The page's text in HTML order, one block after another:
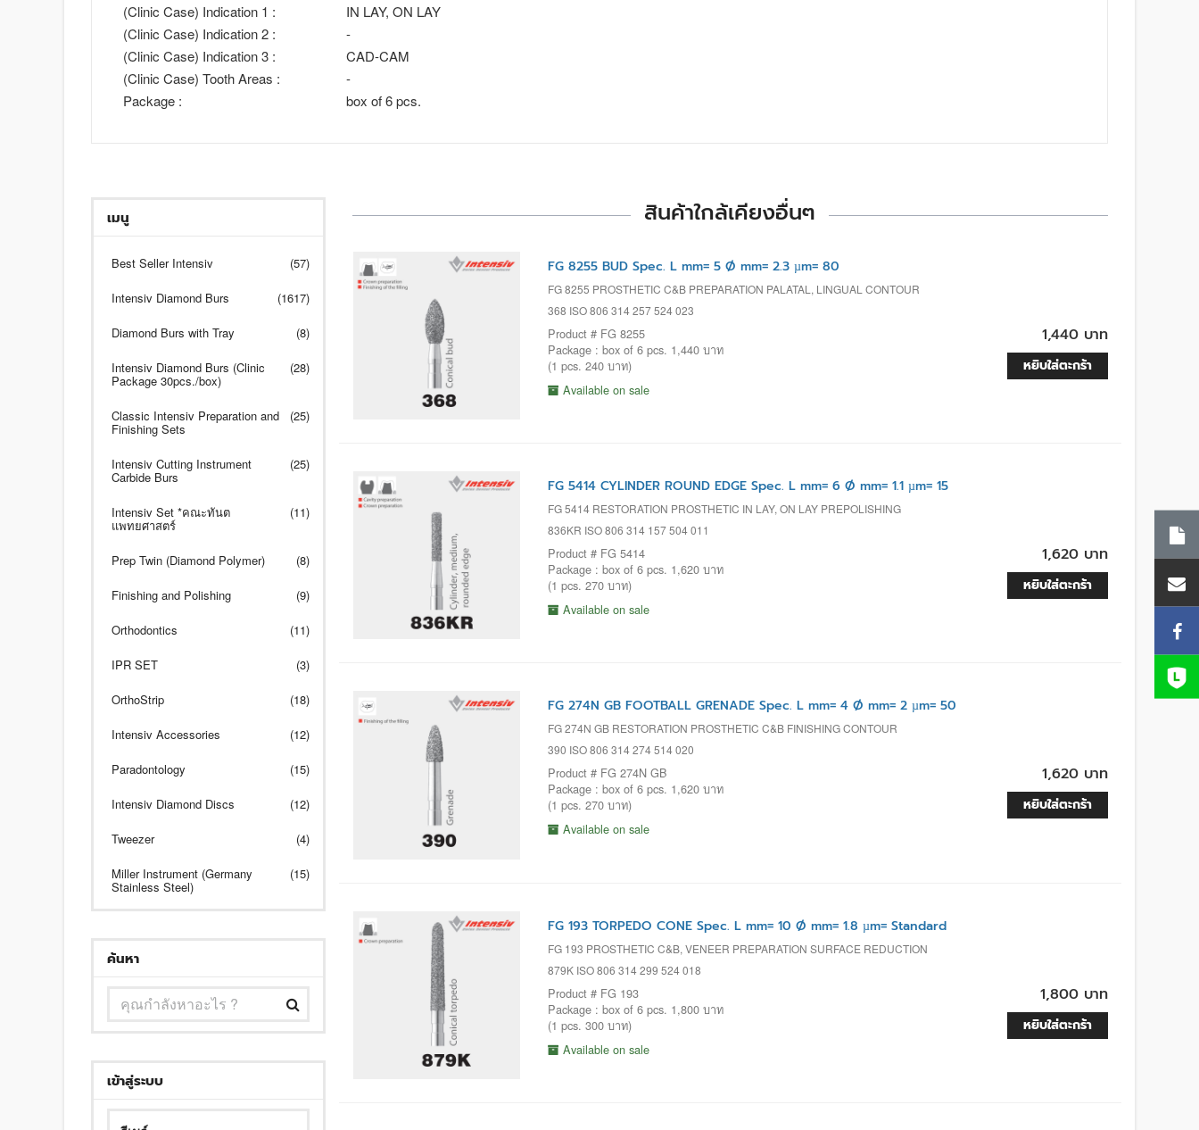
(Clinic Case) Indication 1 :
IN LAY, ON LAY
(Clinic Case) Indication 2 :
-
(Clinic Case) Indication 3 :
CAD-CAM
(Clinic Case) Tooth Areas :
-
Package :
box of 6 pcs.
เมนู
Best Seller Intensiv (57)
Intensiv Diamond Burs (1617)
Diamond Burs with Tray (8)
Intensiv Diamond Burs (Clinic
Package 30pcs./box)
(28)
Classic Intensiv Preparation and
Finishing Sets
(25)
Intensiv Cutting Instrument
Carbide Burs
(25)
Intensiv Set *คณะทันต
แพทยศาสตร์
(11)
Prep Twin (Diamond Polymer) (8)
Finishing and Polishing (9)
Orthodontics (11)
IPR SET (3)
OrthoStrip (18)
Intensiv Accessories (12)
Paradontology (15)
Intensiv Diamond Discs (12)
Tweezer (4)
Miller Instrument (Germany
Stainless Steel)
(15)
ค้นหา
เข้าสู่ระบบ
สินค้าใกล้เคียงอื่นๆ
FG 8255 BUD Spec. L mm= 5 Ø mm= 2.3 µm= 80
FG 8255 PROSTHETIC C&B PREPARATION PALATAL, LINGUAL CONTOUR
368 ISO 806 314 257 524 023
Product # FG 8255
Package : box of 6 pcs. 1,440 บาท
(1 pcs. 240 บาท)
Available on sale
1,440 บาท
หยิบใส่ตะกร้า
FG 5414 CYLINDER ROUND EDGE Spec. L mm= 6 Ø mm= 1.1 µm= 15
FG 5414 RESTORATION PROSTHETIC IN LAY, ON LAY PREPOLISHING
836KR ISO 806 314 157 504 011
Product # FG 5414
Package : box of 6 pcs. 1,620 บาท
(1 pcs. 270 บาท)
Available on sale
1,620 บาท
หยิบใส่ตะกร้า
FG 274N GB FOOTBALL GRENADE Spec. L mm= 4 Ø mm= 2 µm= 50
FG 274N GB RESTORATION PROSTHETIC C&B FINISHING CONTOUR
390 ISO 806 314 274 514 020
Product # FG 274N GB
Package : box of 6 pcs. 1,620 บาท
(1 pcs. 270 บาท)
Available on sale
1,620 บาท
หยิบใส่ตะกร้า
FG 193 TORPEDO CONE Spec. L mm= 10 Ø mm= 1.8 µm= Standard
FG 193 PROSTHETIC C&B, VENEER PREPARATION SURFACE REDUCTION
879K ISO 806 314 299 524 018
Product # FG 193
Package : box of 6 pcs. 1,800 บาท
(1 pcs. 300 บาท)
Available on sale
1,800 บาท
หยิบใส่ตะกร้า